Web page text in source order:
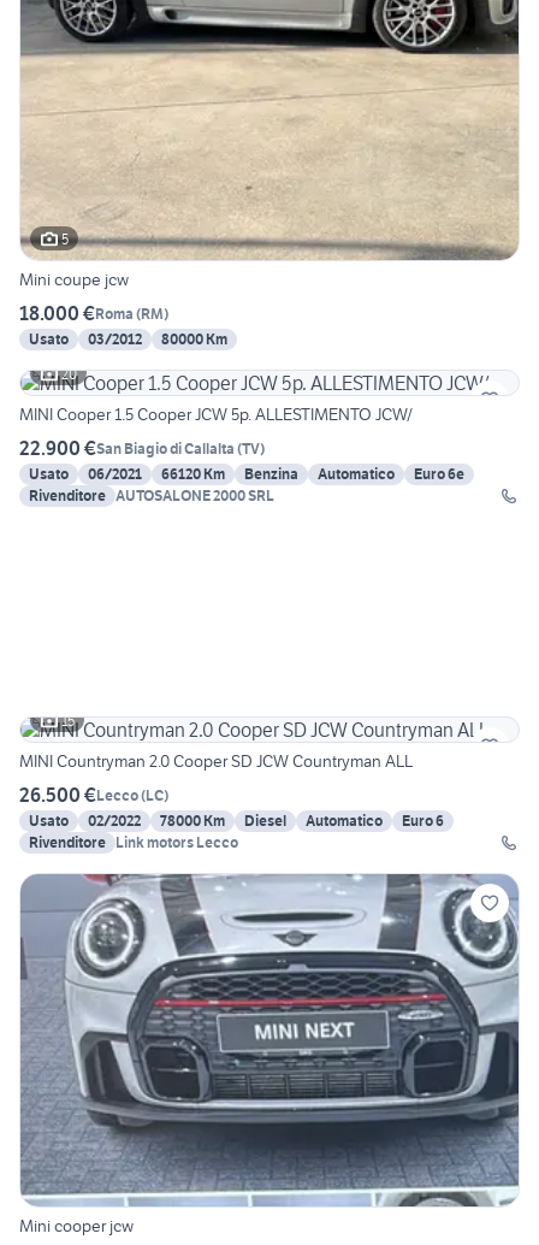
5
Mini coupe jcw
18.000 €Roma (RM)
Usato
03/2012
80000 Km
20
MINI Cooper 1.5 Cooper JCW 5p. ALLESTIMENTO JCW/
22.900 €San Biagio di Callalta (TV)
Usato
06/2021 66120 Km Benzina Automatico
Euro 6e
Rivenditore AUTOSALONE 2000 SRL
15
MINI Countryman 2.0 Cooper SD JCW Countryman ALL
26.500 €Lecco(LC)
Usato
02/2022 78000 Km Diesel Automatico
Euro 6
Rivenditore Link motors Lecco
Mini cooper jcw